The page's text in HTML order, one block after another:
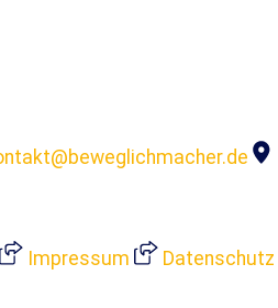
Impressum
Datenschutz